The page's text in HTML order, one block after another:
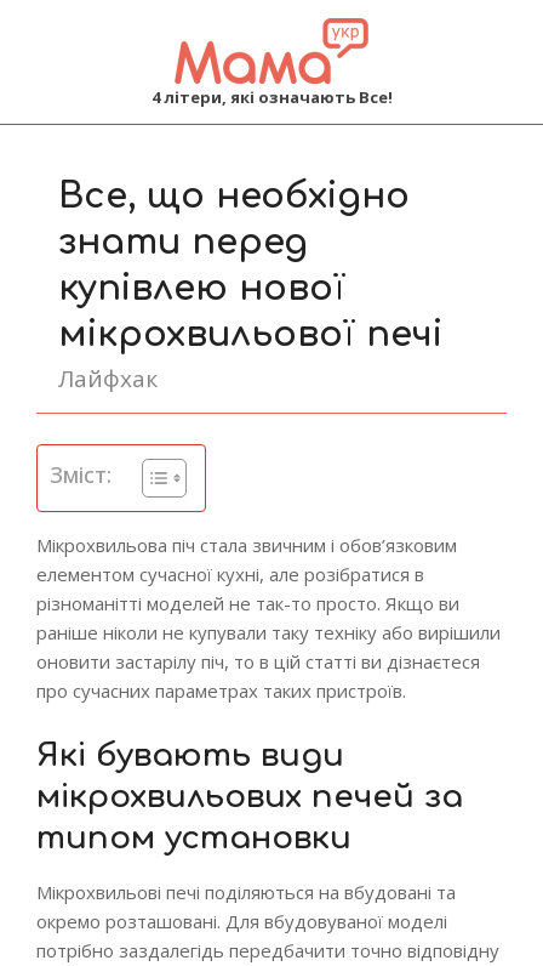
4 літери, які означають Все!
Все, що необхідно
знати перед
купівлею нової
мікрохвильової печі
Лайфхак
Зміст:
Мікрохвильова піч стала звичним і обов’язковим
елементом сучасної кухні, але розібратися в
різноманітті моделей не так-то просто. Якщо ви
раніше ніколи не купували таку техніку або вирішили
оновити застарілу піч, то в цій статті ви дізнаєтеся
про сучасних параметрах таких пристроїв.
Які бувають види
мікрохвильових печей за
типом установки
Мікрохвильові печі поділяються на вбудовані та
окремо розташовані. Для вбудовуваної моделі
потрібно заздалегідь передбачити точно відповідну